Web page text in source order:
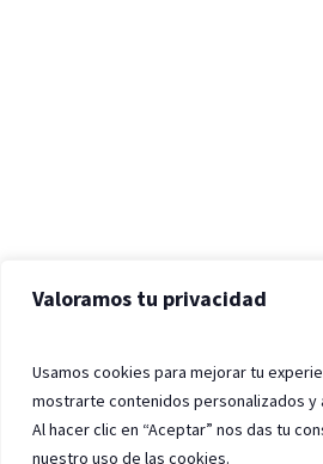
Valoramos tu privacidad
Usamos cookies para mejorar tu
mostrarte contenidos personalizados y
Al hacer clic en “Aceptar” nos das tu
nuestro uso de las cookies.